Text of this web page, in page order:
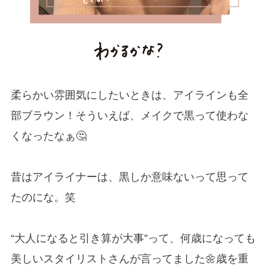
柔らかい雰囲気にしたいときは、アイラインも全
部ブラウン！そういえば、メイクで黒って使わな
くなったなぁ🤔
昔はアイライナーは、黒しか意味ないって思って
たのにな。笑
“大人になると引き算が大事”って、何歳になっても
美しいスタイリストさんが言ってました🌼歳を重